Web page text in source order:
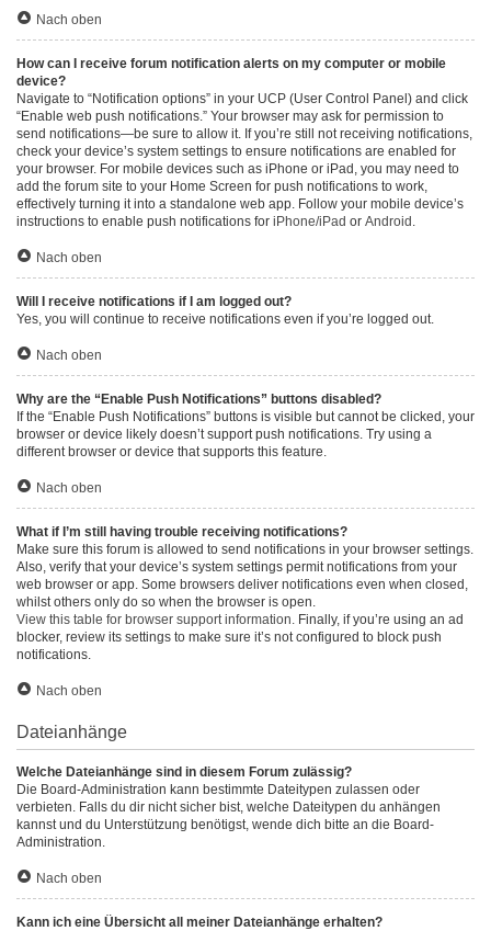
Nach oben
How can I receive forum notification alerts on my computer or mobile
device?
Navigate to “Notification options” in your UCP (User Control Panel) and click
“Enable web push notifications.” Your browser may ask for permission to
send notifications—be sure to allow it. If you’re still not receiving notifications,
check your device’s system settings to ensure notifications are enabled for
your browser. For mobile devices such as iPhone or iPad, you may need to
add the forum site to your Home Screen for push notifications to work,
effectively turning it into a standalone web app. Follow your mobile device’s
instructions to enable push notifications for iPhone/iPad or Android .
Nach oben
Will I receive notifications if I am logged out?
Yes, you will continue to receive notifications even if you’re logged out.
Nach oben
Why are the “Enable Push Notifications” buttons disabled?
If the “Enable Push Notifications” buttons is visible but cannot be clicked, your
browser or device likely doesn’t support push notifications. Try using a
different browser or device that supports this feature.
Nach oben
What if I’m still having trouble receiving notifications?
Make sure this forum is allowed to send notifications in your browser settings.
Also, verify that your device’s system settings permit notifications from your
web browser or app. Some browsers deliver notifications even when closed,
whilst others only do so when the browser is open.
View this table for browser support information. Finally, if you’re using an ad
blocker, review its settings to make sure it’s not configured to block push
notifications.
Nach oben
Dateianhänge
Welche Dateianhänge sind in diesem Forum zulässig?
Die Board-Administration kann bestimmte Dateitypen zulassen oder
verbieten. Falls du dir nicht sicher bist, welche Dateitypen du anhängen
kannst und du Unterstützung benötigst, wende dich bitte an die Board-
Administration.
Nach oben
Kann ich eine Übersicht all meiner Dateianhänge erhalten?